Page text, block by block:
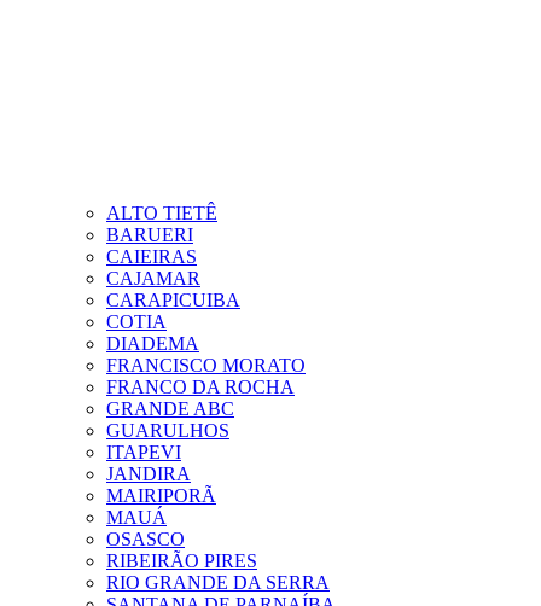
ALTO TIETÊ
BARUERI
CAIEIRAS
CAJAMAR
CARAPICUIBA
COTIA
DIADEMA
FRANCISCO MORATO
FRANCO DA ROCHA
GRANDE ABC
GUARULHOS
ITAPEVI
JANDIRA
MAIRIPORÃ
MAUÁ
OSASCO
RIBEIRÃO PIRES
RIO GRANDE DA SERRA